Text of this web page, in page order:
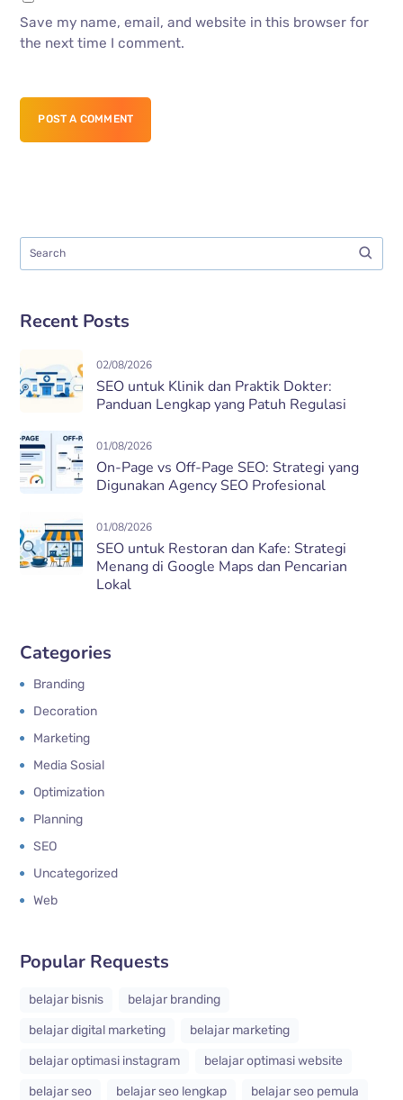
Save my name, email, and website in this browser for
the next time I comment.
POST A COMMENT
Recent Posts
02/08/2026
SEO untuk Klinik dan Praktik Dokter:
Panduan Lengkap yang Patuh Regulasi
01/08/2026
On-Page vs Off-Page SEO: Strategi yang
Digunakan Agency SEO Profesional
01/08/2026
SEO untuk Restoran dan Kafe: Strategi
Menang di Google Maps dan Pencarian
Lokal
Categories
Branding
Decoration
Marketing
Media Sosial
Optimization
Planning
SEO
Uncategorized
Web
Popular Requests
belajar bisnis
belajar branding
belajar digital marketing
belajar marketing
belajar optimasi instagram
belajar optimasi website
belajar seo
belajar seo lengkap
belajar seo pemula